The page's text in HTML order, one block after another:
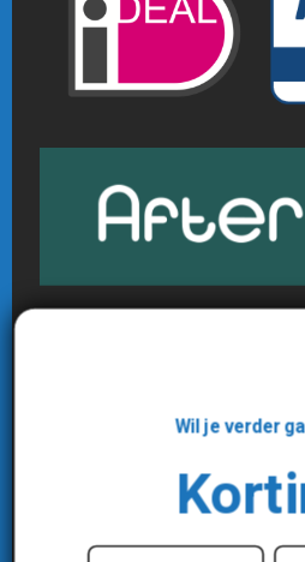
Wil je verder